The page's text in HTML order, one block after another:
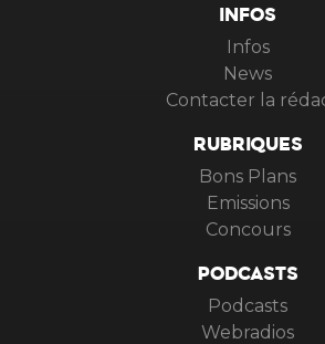
INFOS
Infos
News
Contacter la
RUBRIQUES
Bons Plans
Emissions
Concours
PODCASTS
Podcasts
Webradios